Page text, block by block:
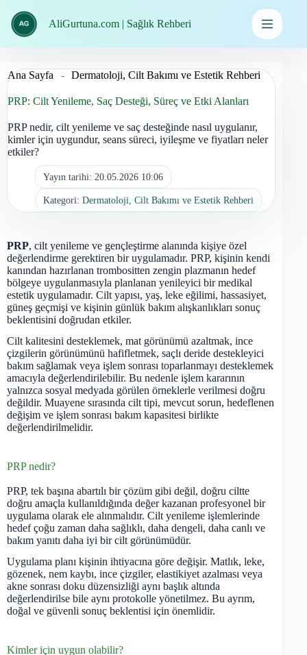
geç
AliGurtuna.com | Sağlık Rehberi
Ana Sayfa - Dermatoloji, Cilt Bakımı ve Estetik Rehberi
PRP: Cilt Yenileme, Saç Desteği, Süreç ve Etki Alanları
PRP nedir, cilt yenileme ve saç desteğinde nasıl uygulanır,
kimler için uygundur, seans süreci, iyileşme ve fiyatları neler
etkiler?
Yayın tarihi: 20.05.2026 10:06
Kategori: Dermatoloji, Cilt Bakımı ve Estetik Rehberi
PRP, cilt yenileme ve gençleştirme alanında kişiye özel
değerlendirme gerektiren bir uygulamadır. PRP, kişinin kendi
kanından hazırlanan trombositten zengin plazmanın hedef
bölgeye uygulanmasıyla planlanan yenileyici bir medikal
estetik uygulamadır. Cilt yapısı, yaş, leke eğilimi, hassasiyet,
güneş geçmişi ve kişinin günlük bakım alışkanlıkları sonuç
beklentisini doğrudan etkiler.
Cilt kalitesini desteklemek, mat görünümü azaltmak, ince
çizgilerin görünümünü hafifletmek, saçlı deride destekleyici
bakım sağlamak veya işlem sonrası toparlanmayı desteklemek
amacıyla değerlendirilebilir. Bu nedenle işlem kararının
yalnızca sosyal medyada görülen örneklerle verilmesi doğru
değildir. Muayene sırasında cilt tipi, mevcut sorun, hedeflenen
değişim ve işlem sonrası bakım kapasitesi birlikte
değerlendirilmelidir.
PRP nedir?
PRP, tek başına abartılı bir çözüm gibi değil, doğru ciltte
doğru amaçla kullanıldığında değer kazanan profesyonel bir
uygulama olarak ele alınmalıdır. Cilt yenileme işlemlerinde
hedef çoğu zaman daha sağlıklı, daha dengeli, daha canlı ve
bakım yanıtı daha iyi bir cilt görünümüdür.
Uygulama planı kişinin ihtiyacına göre değişir. Matlık, leke,
gözenek, nem kaybı, ince çizgiler, elastikiyet azalması veya
akne sonrası doku düzensizliği aynı başlık altında
değerlendirilse bile aynı protokolle yönetilmez. Bu ayrım,
doğal ve güvenli sonuç beklentisi için önemlidir.
Kimler için uygun olabilir?